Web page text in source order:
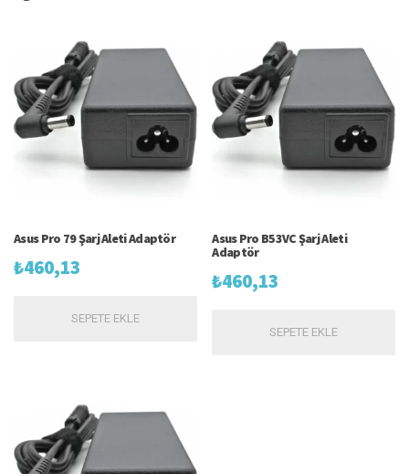
Asus Pro 79 Şarj Aleti Adaptör
₺460,13
SEPETE EKLE
Asus Pro B53VC Şarj Aleti
Adaptör
₺460,13
SEPETE EKLE